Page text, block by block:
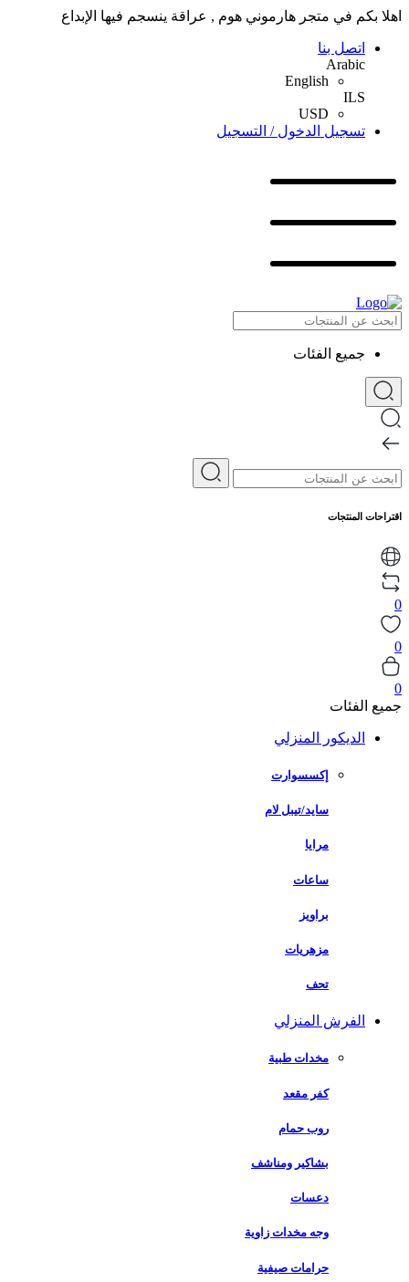
اهلا بكم في متجر هارموني هوم , عراقة ينسجم فيها الإبداع
اتصل بنا
Arabic
English
ILS
USD
تسجيل الدخول / التسجيل
جميع الفئات
اقتراحات المنتجات
0
0
0
جميع الفئات
الديكور المنزلي
إكسسوارت
سايد/تيبل لام
مرايا
ساعات
براويز
مزهريات
تحف
الفرش المنزلي
مخدات طبية
كفر مقعد
روب حمام
بشاكير ومناشف
دعسات
وجه مخدات زاوية
حرامات صيفية